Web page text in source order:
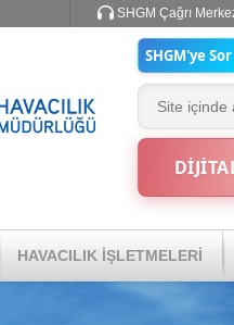
SHGM Çağrı
SHGM'ye Sor
HAVACILIK İŞLETMELERİ